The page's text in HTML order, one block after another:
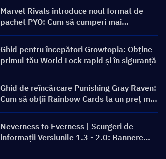
Ghid de Construcție
Marvel Rivals introduce noul format de
pachet PYO: Cum să cumperi mai
inteligent în actualizarea magazinului din
Sezonul 9.5
Ghid pentru începători Growtopia: Obține
primul tău World Lock rapid și în siguranță
Ghid de reîncărcare Punishing Gray Raven:
Cum să obții Rainbow Cards la un preț mai
bun?
Neverness to Everness | Scurgeri de
informații Versiunile 1.3 - 2.0: Bannere
viitoare și Roadmap!